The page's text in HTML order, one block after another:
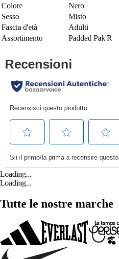
Colore
Nero
Sesso
Misto
Fascia d'età
Adulti
Assortimento
Padded Pak'R
Loading...
Loading...
Tutte le nostre marche